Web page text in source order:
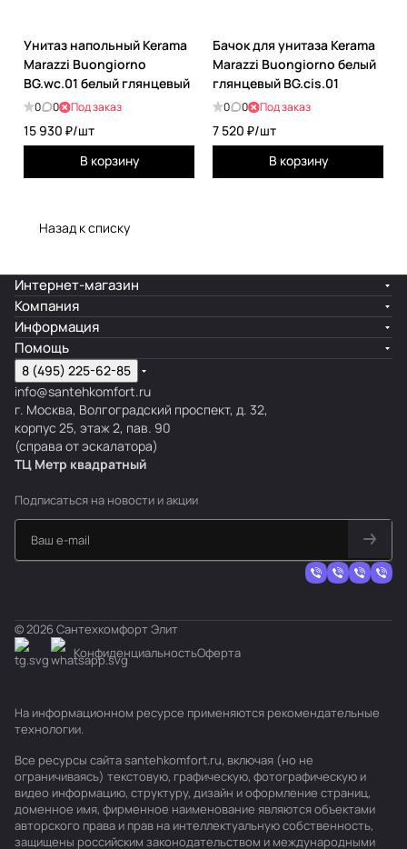
Унитаз напольный Kerama
Marazzi Buongiorno
BG.wc.01 белый глянцевый
0 0 Под заказ
15 930 ₽/шт
В корзину
Бачок для унитаза Kerama
Marazzi Buongiorno белый
глянцевый BG.cis.01
0 0 Под заказ
7 520 ₽/шт
В корзину
Назад к списку
Интернет-магазин
Компания
Информация
Помощь
8 (495) 225-62-85
info@santehkomfort.ru
г. Москва, Волгоградский проспект, д. 32,
корпус 25, этаж 2, пав. 90
(справа от эскалатора)
ТЦ Метр квадратный
Подписаться на новости и акции
© 2026 Сантехкомфорт Элит
КонфиденциальностьОферта
На информационном ресурсе применяются рекомендательные
технологии.
Все ресурсы сайта santehkomfort.ru, включая (но не
ограничиваясь) текстовую, графическую, фотографическую и
видео информацию, структуру, дизайн и оформление страниц,
доменное имя, фирменное наименование являются объектами
авторского права и прав на интеллектуальную собственность,
защищены российским законодательством и международными